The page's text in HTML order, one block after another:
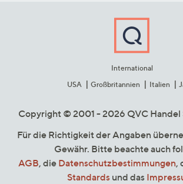
International
USA
Großbritannien Italien
Copyright © 2001 - 2026 QVC Handel
Für die Richtigkeit der Angaben
Gewähr. Bitte beachte auch
AGB, die Datenschutzbestimmungen,
Standards und das